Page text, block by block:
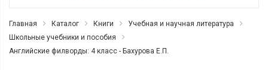
Главная Каталог Книги
Учебная и научная литература
Школьные учебники и пособия
Английские филворды: 4 класс - Бахурова Е.П.